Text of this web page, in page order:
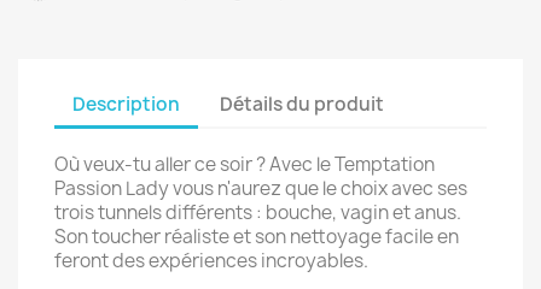
Description Détails du produit
Où veux-tu aller ce soir ? Avec le Temptation
Passion Lady vous n'aurez que le choix avec ses
trois tunnels différents : bouche, vagin et anus.
Son toucher réaliste et son nettoyage facile en
feront des expériences incroyables.